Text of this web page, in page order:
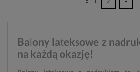
Balony lateksowe z
na każdą okazję!